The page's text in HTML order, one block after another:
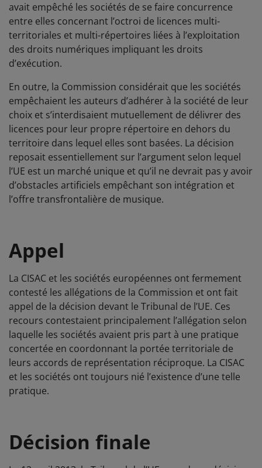
avait empêché les sociétés de se faire concurrence
entre elles concernant l’octroi de licences multi-
territoriales et multi-répertoires liées à l’exploitation
des droits numériques impliquant les droits
d’exécution.
En outre, la Commission considérait que les sociétés
empêchaient les auteurs d’adhérer à la société de leur
choix et s’interdisaient mutuellement de délivrer des
licences pour leur propre répertoire en dehors du
territoire dans lequel elles sont basées. La décision
reposait essentiellement sur l’argument selon lequel
l’UE est un marché unique et qu’il ne devrait pas y avoir
d’obstacles artificiels empêchant son intégration et
l’offre transfrontalière de musique.
Appel
La CISAC et les sociétés européennes ont fermement
contesté les allégations de la Commission et ont fait
appel de la décision devant le Tribunal de l’UE. Ces
recours contestaient principalement l’allégation selon
laquelle les sociétés avaient pris part à une pratique
concertée en coordonnant la portée territoriale de
leurs accords de représentation réciproque. La CISAC
et les sociétés ont toujours nié l’existence d’une telle
pratique.
Décision finale